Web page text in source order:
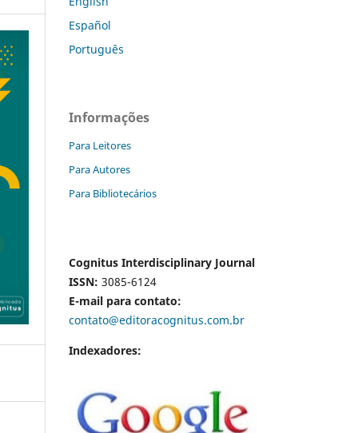
Español
Português
Informações
Para Leitores
Para Autores
Para Bibliotecários
Cognitus Interdisciplinary Journal
ISSN: 3085-6124
E-mail para contato:
contato@editoracognitus.com.br
Indexadores: